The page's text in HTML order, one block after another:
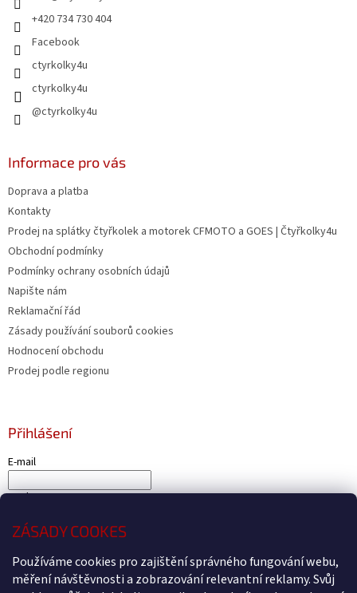
ZÁSADY COOKES
Používáme cookies pro zajištění správného fungování webu,
měření návštěvnosti a zobrazování relevantní reklamy. Svůj
+420 734 730 404
Facebook
ctyrkolky4u
ctyrkolky4u
@ctyrkolky4u
Informace pro vás
Doprava a platba
Kontakty
Prodej na splátky čtyřkolek a motorek CFMOTO a GOES | Čtyřkolky4u
Obchodní podmínky
Podmínky ochrany osobních údajů
Napište nám
Reklamační řád
Zásady používání souborů cookies
Hodnocení obchodu
Prodej podle regionu
Přihlášení
E-mail
Heslo
PŘIHLÁSIT SE
Nová registraceZapomenuté heslo